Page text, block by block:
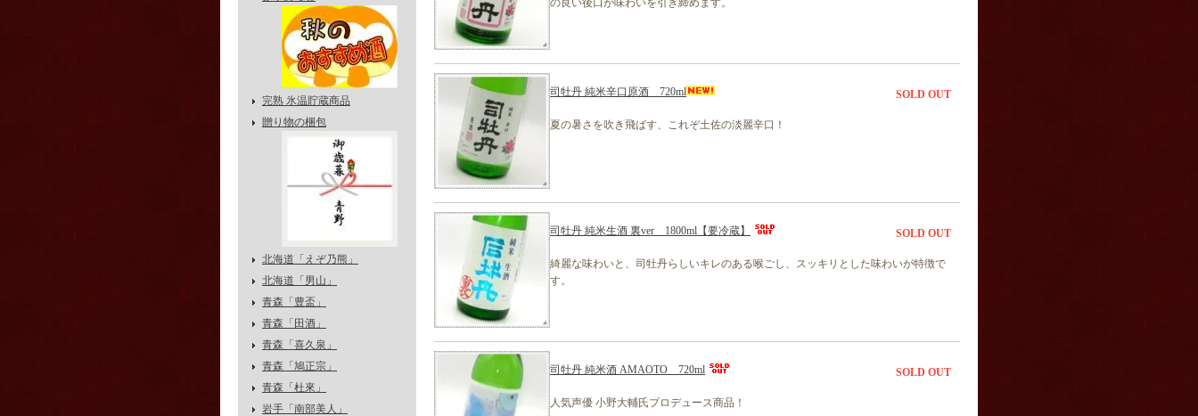
完熟 氷温貯蔵商品
贈り物の梱包
北海道「えぞ乃熊」
北海道「男山」
青森「豊盃」
青森「田酒」
青森「喜久泉」
青森「鳩正宗」
青森「杜來」
岩手「南部美人」
の良い後口が味わいを引き締めます。
司牡丹 純米辛口原酒 720ml SOLD OUT
夏の暑さを吹き飛ばす、これぞ土佐の淡麗辛口！
司牡丹 純米生酒 裏ver 1800ml【要冷蔵】 SOLD OUT
綺麗な味わいと、司牡丹らしいキレのある喉ごし、スッキリとした味わいが特徴で
す。
司牡丹 純米酒 AMAOTO 720ml SOLD OUT
人気声優 小野大輔氏プロデュース商品！